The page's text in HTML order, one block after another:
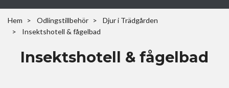
Hem Odlingstillbehör
Djur i Trädgården
Insektshotell & fågelbad
Insektshotell & fågelbad